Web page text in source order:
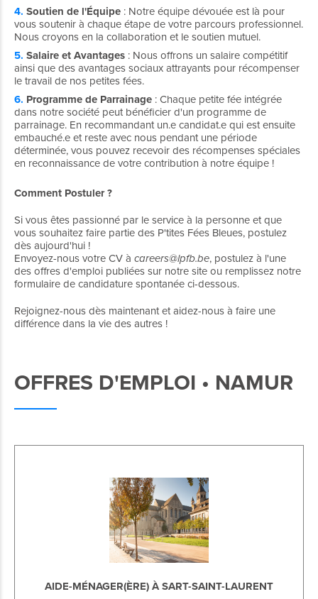
Soutien de l'Équipe : Notre équipe dévouée est là pour
vous soutenir à chaque étape de votre parcours professionnel.
Nous croyons en la collaboration et le soutien mutuel.
Salaire et Avantages : Nous offrons un salaire compétitif
ainsi que des avantages sociaux attrayants pour récompenser
le travail de nos petites fées.
Programme de Parrainage : Chaque petite fée intégrée
dans notre société peut bénéficier d'un programme de
parrainage. En recommandant un.e candidat.e qui est ensuite
embauché.e et reste avec nous pendant une période
déterminée, vous pouvez recevoir des récompenses spéciales
en reconnaissance de votre contribution à notre équipe !
Comment Postuler ?
Si vous êtes passionné par le service à la personne et que
vous souhaitez faire partie des P'tites Fées Bleues, postulez
dès aujourd'hui !
Envoyez-nous votre CV à careers@lpfb.be, postulez à l'une
des offres d'emploi publiées sur notre site ou remplissez notre
formulaire de candidature spontanée ci-dessous.
Rejoignez-nous dès maintenant et aidez-nous à faire une
différence dans la vie des autres !
OFFRES D'EMPLOI • NAMUR
AIDE-MÉNAGER(ÈRE) À SART-SAINT-LAURENT